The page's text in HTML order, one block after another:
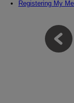
Registering My